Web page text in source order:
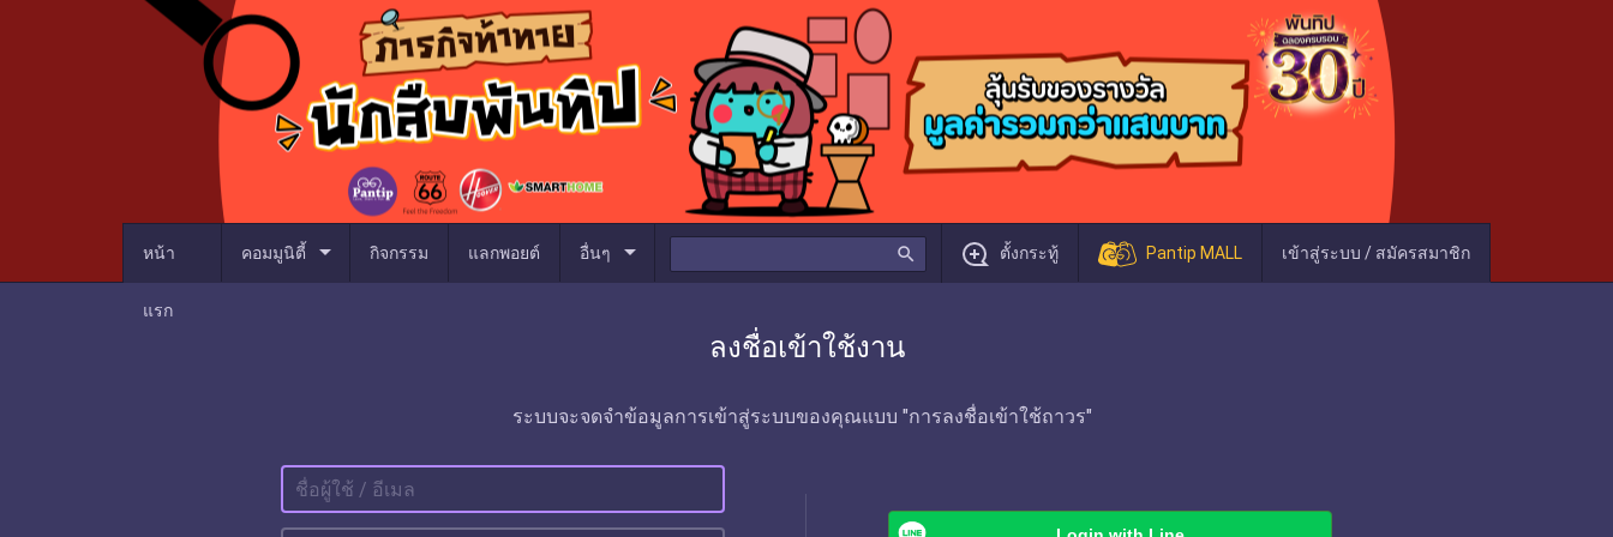
หน้า
แรก
คอมมูนิตี้ arrow_drop_down กิจกรรม แลกพอยต์ อื่นๆ arrow_drop_down search ตั้งกระทู้ Pantip MALL เข้าสู่ระบบ / สมัครสมาชิก
ลงชื่อเข้าใช้งาน
ระบบจะจดจำข้อมูลการเข้าสู่ระบบของคุณแบบ "การลงชื่อเข้าใช้ถาวร"